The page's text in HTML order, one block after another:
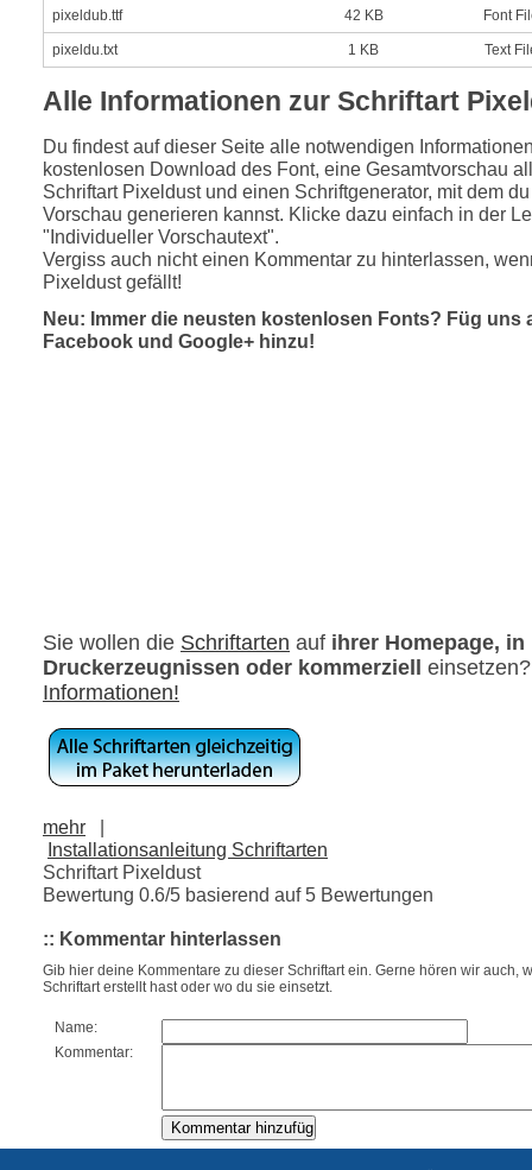
pixeldub.ttf 42 KB Font
pixeldu.txt 1 KB Text
Alle Informationen zur Schriftart
Du findest auf dieser Seite alle notwendigen
kostenlosen Download des Font, eine Gesamtvorschau
Schriftart Pixeldust und einen Schriftgenerator, mit dem
Vorschau generieren kannst. Klicke dazu einfach in der
"Individueller Vorschautext".
Vergiss auch nicht einen Kommentar zu hinterlassen,
Pixeldust gefällt!
Neu: Immer die neusten kostenlosen Fonts? Füg uns
Facebook und Google+ hinzu!
Sie wollen die Schriftarten auf ihrer Homepage, in
Druckerzeugnissen oder kommerziell
Informationen!
mehr
|
Installationsanleitung Schriftarten
Schriftart Pixeldust
Bewertung 0.6/5 basierend auf 5 Bewertungen
:: Kommentar hinterlassen
Gib hier deine Kommentare zu dieser Schriftart ein. Gerne hören wir auch,
Schriftart erstellt hast oder wo du sie einsetzt.
Name:
Kommentar: